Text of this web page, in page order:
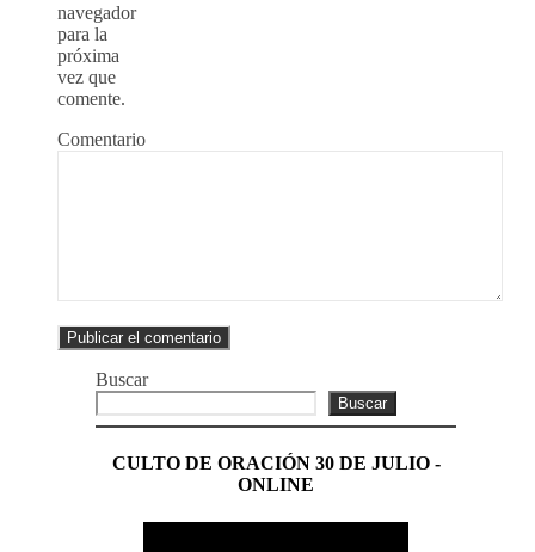
navegador
para la
próxima
vez que
comente.
Comentario
Buscar
Buscar
CULTO DE ORACIÓN 30 DE JULIO -
ONLINE